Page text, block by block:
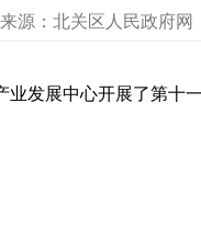
来源： 北关区人民政府网
展中心开展了第十